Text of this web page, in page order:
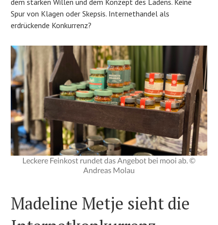
Spur von Klagen oder Skepsis. Internethandel als
erdrückende Konkurrenz?
Leckere Feinkost rundet das Angebot bei mooi ab. ©
Andreas Molau
Madeline Metje sieht die